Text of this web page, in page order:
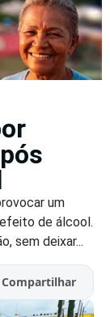
um
de álcool.
sem deixar...
Compartilhar